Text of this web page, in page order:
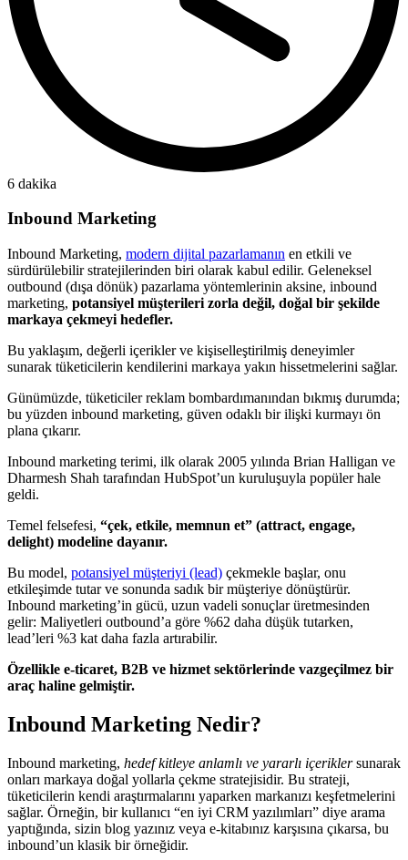
6 dakika
Inbound Marketing
Inbound Marketing, modern dijital pazarlamanın en etkili ve
sürdürülebilir stratejilerinden biri olarak kabul edilir. Geleneksel
outbound (dışa dönük) pazarlama yöntemlerinin aksine, inbound
marketing, potansiyel müşterileri zorla değil, doğal bir şekilde
markaya çekmeyi hedefler.
Bu yaklaşım, değerli içerikler ve kişiselleştirilmiş deneyimler
sunarak tüketicilerin kendilerini markaya yakın hissetmelerini sağlar.
Günümüzde, tüketiciler reklam bombardımanından bıkmış durumda;
bu yüzden inbound marketing, güven odaklı bir ilişki kurmayı ön
plana çıkarır.
Inbound marketing terimi, ilk olarak 2005 yılında Brian Halligan ve
Dharmesh Shah tarafından HubSpot’un kuruluşuyla popüler hale
geldi.
Temel felsefesi, “çek, etkile, memnun et” (attract, engage,
delight) modeline dayanır.
Bu model, potansiyel müşteriyi (lead) çekmekle başlar, onu
etkileşimde tutar ve sonunda sadık bir müşteriye dönüştürür.
Inbound marketing’in gücü, uzun vadeli sonuçlar üretmesinden
gelir: Maliyetleri outbound’a göre %62 daha düşük tutarken,
lead’leri %3 kat daha fazla artırabilir.
Özellikle e-ticaret, B2B ve hizmet sektörlerinde vazgeçilmez bir
araç haline gelmiştir.
Inbound Marketing Nedir?
Inbound marketing, hedef kitleye anlamlı ve yararlı içeriklersunarak
onları markaya doğal yollarla çekme stratejisidir. Bu strateji,
tüketicilerin kendi araştırmalarını yaparken markanızı keşfetmelerini
sağlar. Örneğin, bir kullanıcı “en iyi CRM yazılımları” diye arama
yaptığında, sizin blog yazınız veya e-kitabınız karşısına çıkarsa, bu
inbound’un klasik bir örneğidir.